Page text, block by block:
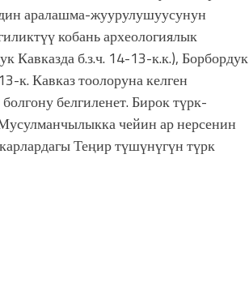
аралашма-жуурулушуусунун
кобань археологиялык
Кавказда б.з.ч. 14-13-к.к.), Борбордук
к. Кавказ тоолоруна келген
белгиленет. Бирок түрк-
чейин ар нерсенин
Теңир түшүнүгүн түрк